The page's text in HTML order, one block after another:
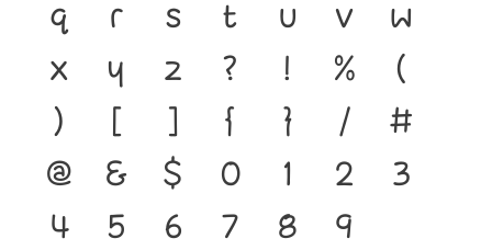
q
r s t u v
w
x
y z ? ! %
(
)
[ ] { } /
#
@
& $ 0 1 2
3
4
5 6 7 8 9